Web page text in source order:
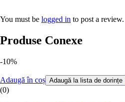
You must be logged in to post a review.
Produse Conexe
-10%
Adaugă în coș Adaugă la lista de dorințe
(0)